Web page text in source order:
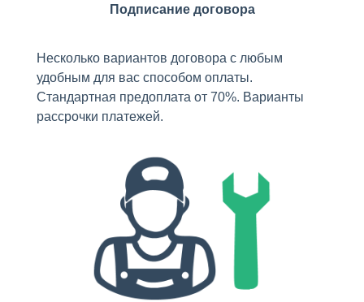
Подписание договора
Несколько вариантов договора с любым
удобным для вас способом оплаты.
Стандартная предоплата от 70%. Варианты
рассрочки платежей.